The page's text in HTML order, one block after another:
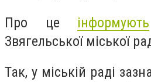
Про це інформують
Звягельської міської
Так, у міській раді